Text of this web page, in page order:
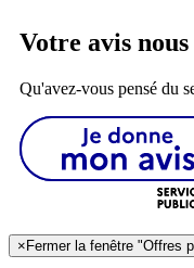
Votre avis nous
Qu'avez-vous pensé du
×Fermer la fenêtre "Offres